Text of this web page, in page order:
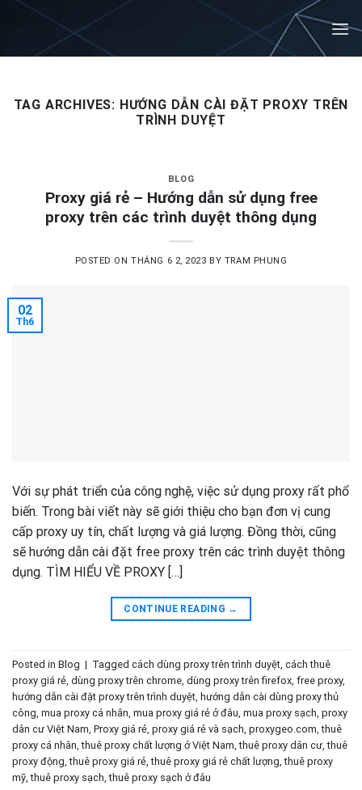
Skip
content
TAG ARCHIVES: HƯỚNG DẪN CÀI ĐẶT PROXY TRÊN
TRÌNH DUYỆT
BLOG
Proxy giá rẻ – Hướng dẫn sử dụng free
proxy trên các trình duyệt thông dụng
POSTED ONTHÁNG 6 2, 2023 BY TRAM PHUNG
02
Th6
Với sự phát triển của công nghệ, việc sử dụng proxy rất phổ
biến. Trong bài viết này sẽ giới thiệu cho bạn đơn vị cung
cấp proxy uy tín, chất lượng và giá lượng. Đồng thời, cũng
sẽ hướng dẫn cài đặt free proxy trên các trình duyệt thông
dụng. TÌM HIỂU VỀ PROXY […]
CONTINUE READING →
Posted in Blog | Tagged cách dùng proxy trên trình duyệt cách thuê
proxy giá rẻ dùng proxy trên chrome dùng proxy trên firefox free proxy,
hướng dẫn cài đặt proxy trên trình duyệt hướng dẫn cài dùng proxy thủ
công mua proxy cá nhân mua proxy giá rẻ ở đâu mua proxy sạch proxy
dân cư Việt Nam Proxy giá rẻ proxy giá rẻ và sạch proxygeo.com ,thuê
proxy cá nhân ,thuê proxy chất lượng ở Việt Nam ,thuê proxy dân cư ,thuê
proxy động ,thuê proxy giá rẻ ,thuê proxy giá rẻ chất lượng ,thuê proxy
mỹ ,thuê proxy sạch ,thuê proxy sạch ở đâu